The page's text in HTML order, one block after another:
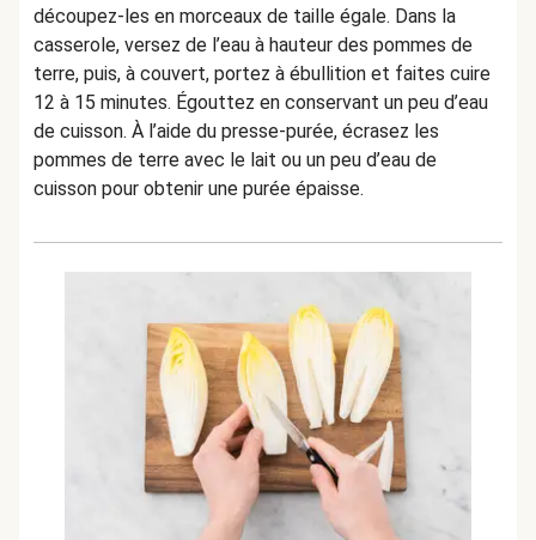
découpez-les en morceaux de taille égale. Dans la
casserole, versez de l’eau à hauteur des pommes de
terre, puis, à couvert, portez à ébullition et faites cuire
12 à 15 minutes. Égouttez en conservant un peu d’eau
de cuisson. À l’aide du presse-purée, écrasez les
pommes de terre avec le lait ou un peu d’eau de
cuisson pour obtenir une purée épaisse.